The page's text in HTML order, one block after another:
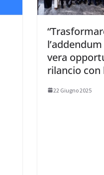
vera
rilancio con
22 Giugno 2025